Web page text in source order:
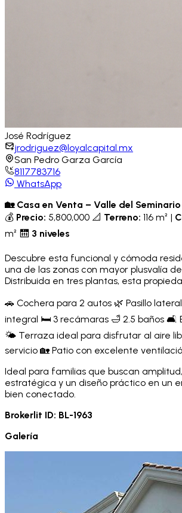
José Rodríguez
jrodriguez@loyalcapital.mx
San Pedro Garza García
8117783716
WhatsApp
🏡 Casa en Venta – Valle del Seminario
💰 Precio: 5,800,000 📐 Terreno: 116 m² |
m² 🛗 3 niveles
Descubre esta funcional y cómoda
una de las zonas con mayor plusvalía
Distribuida en tres plantas, esta
🚗 Cochera para 2 autos 🌿 Pasillo
integral 🛏️ 3 recámaras 🛁 2.5 baños 🛋️
🌤️ Terraza ideal para disfrutar al aire
servicio 🏡 Patio con excelente
Ideal para familias que buscan
estratégica y un diseño práctico en un
bien conectado.
Brokerlit ID: BL-1963
Galería